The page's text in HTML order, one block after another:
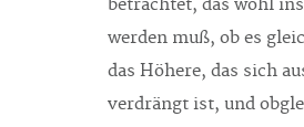
betrachtet, das wohl
werden muß, ob es
das Höhere, das sich
verdrängt ist, und